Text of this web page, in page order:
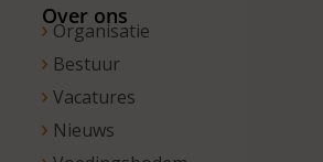
Over ons
Organisatie
Bestuur
Vacatures
Nieuws